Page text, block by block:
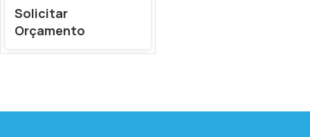
Solicitar
Orçamento